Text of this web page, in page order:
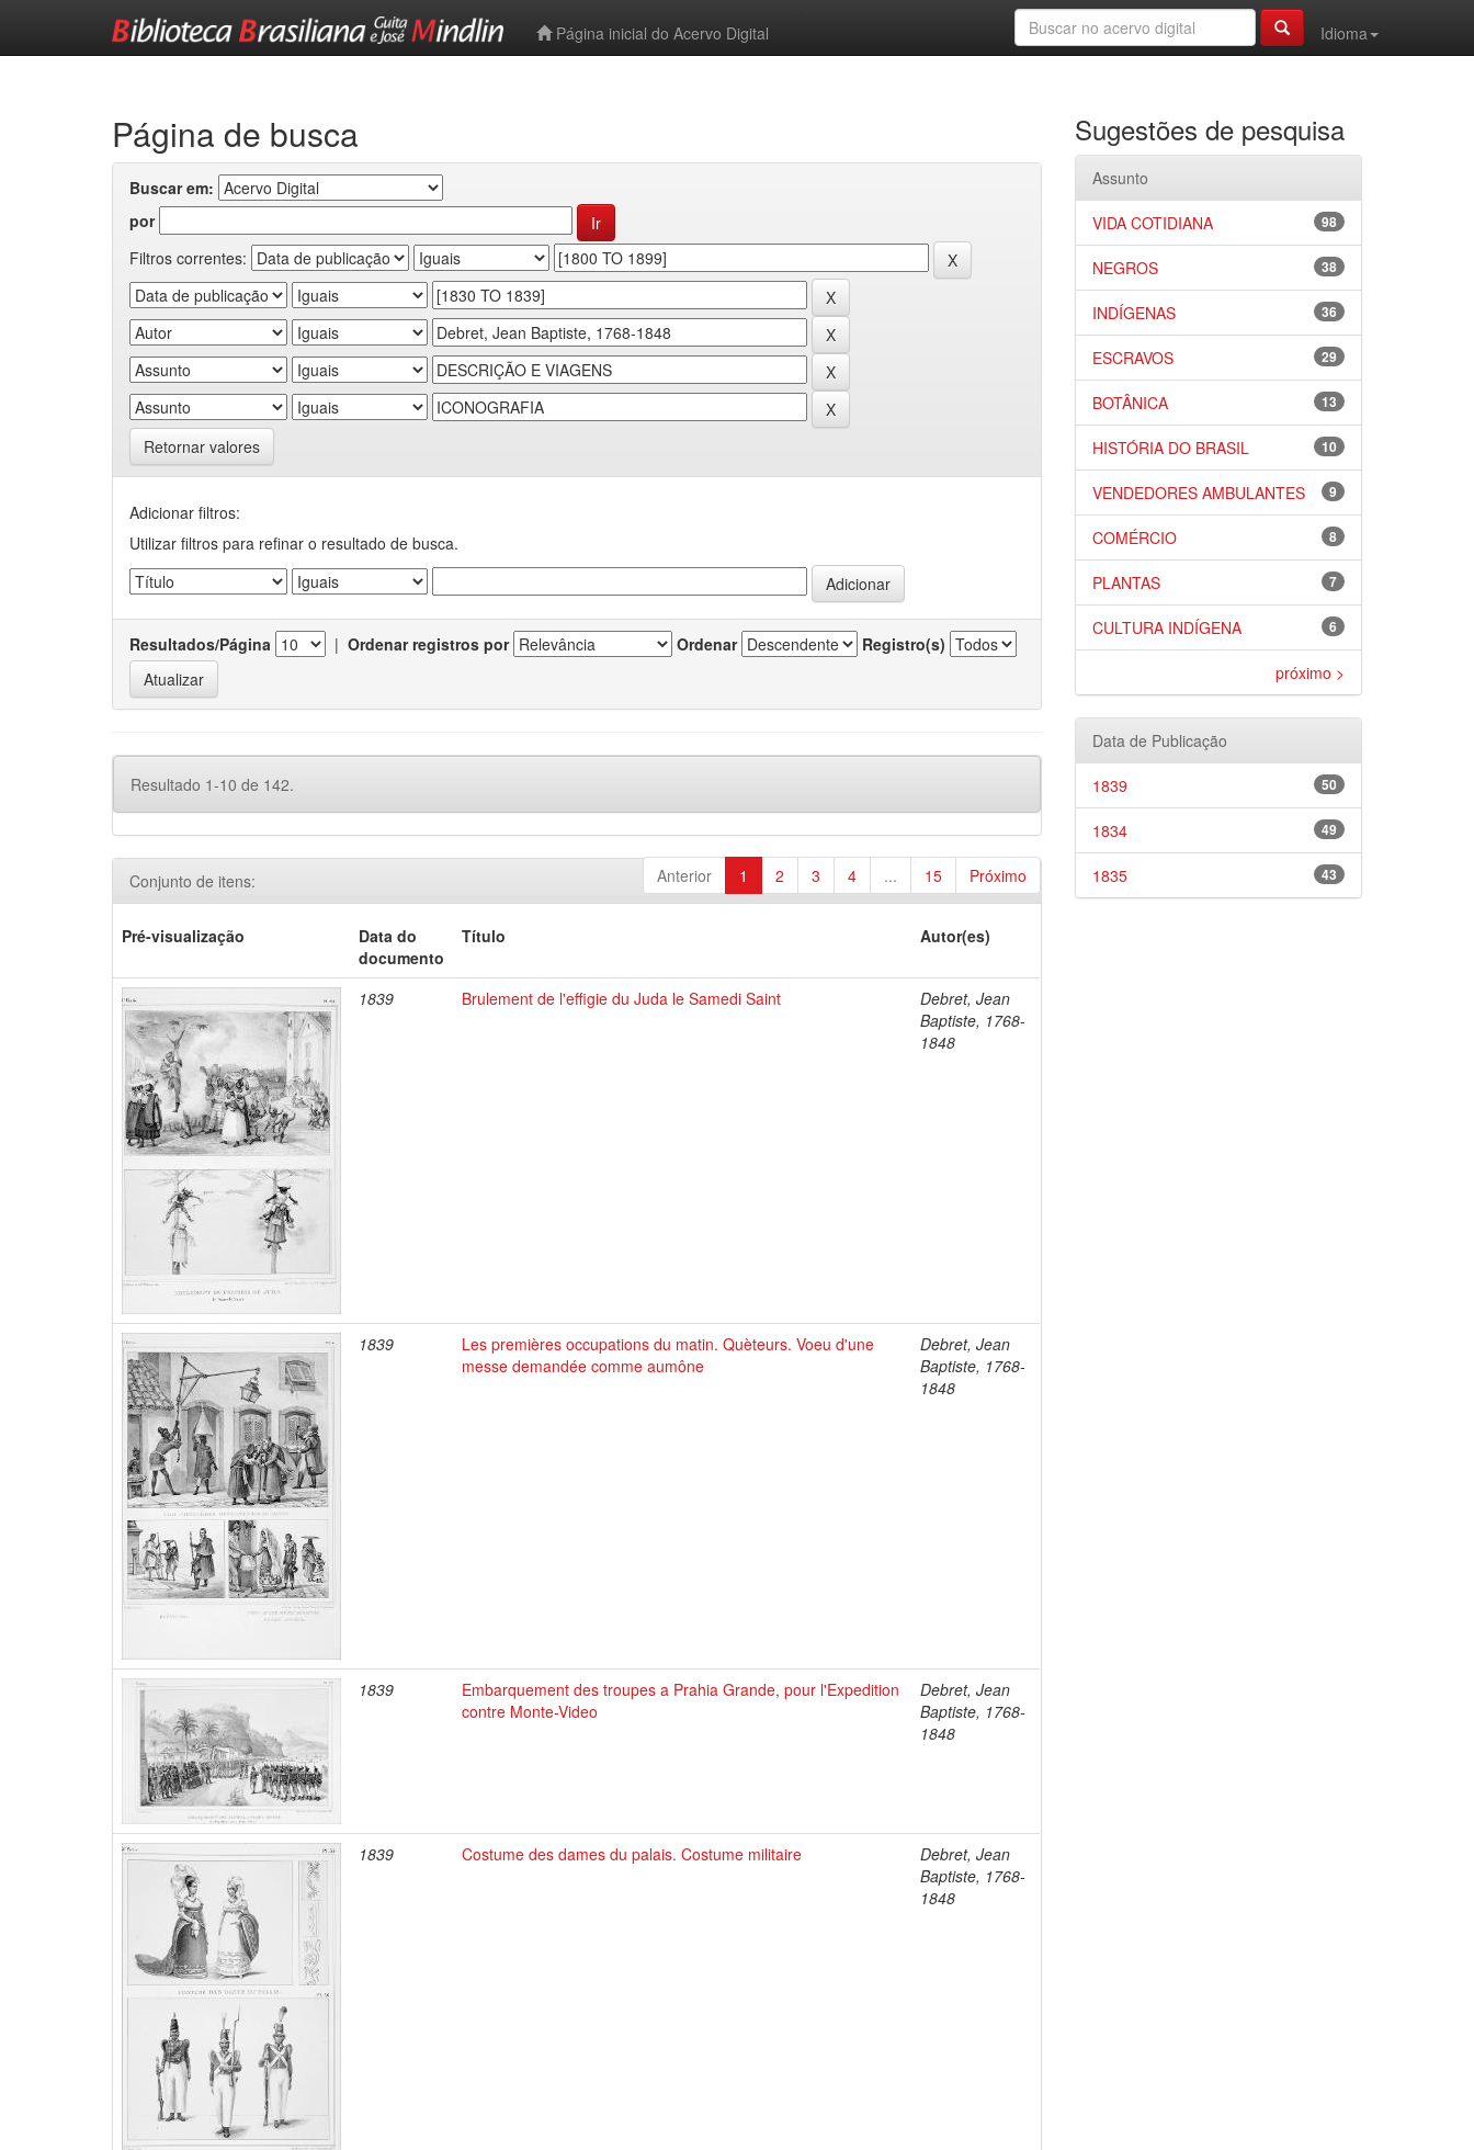
Página inicial do Acervo Digital
Idioma
Página de busca
Buscar em:
por
Filtros correntes:
Retornar valores
Adicionar filtros:
Utilizar filtros para refinar o resultado de busca.
Resultados/Página | Ordenar registros por Ordenar Registro(s)
Resultado 1-10 de 142.
Anterior 1 2 3 4 ... 15 Próximo
Conjunto de itens:
Pré-visualização
Data do
documento
Título Autor(es)
1839 Brulement de l'effigie du Juda le Samedi Saint
Debret, Jean
Baptiste, 1768-
1848
1839
Les premières occupations du matin. Quèteurs. Voeu d'une
messe demandée comme aumône
Debret, Jean
Baptiste, 1768-
1848
1839
Embarquement des troupes a Prahia Grande, pour l'Expedition
contre Monte-Video
Debret, Jean
Baptiste, 1768-
1848
1839 Costume des dames du palais. Costume militaire
Debret, Jean
Baptiste, 1768-
1848
Sugestões de pesquisa
Assunto
98
VIDA COTIDIANA
38
NEGROS
36
INDÍGENAS
29
ESCRAVOS
13
BOTÂNICA
10
HISTÓRIA DO BRASIL
9
VENDEDORES AMBULANTES
8
COMÉRCIO
7
PLANTAS
6
CULTURA INDÍGENA
próximo >
Data de Publicação
50
1839
49
1834
43
1835